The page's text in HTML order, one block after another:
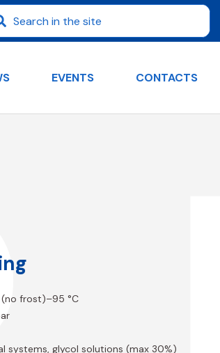
EVENTS CONTACTS
(no frost)–95 °C
systems, glycol solutions (max 30%)